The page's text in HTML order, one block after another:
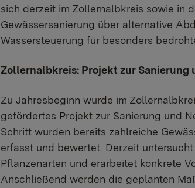
sich derzeit im Zollernalbkreis sowie in
Gewässersanierung über alternative
Wassersteuerung für besonders
Zollernalbkreis: Projekt zur Sanierung
Zu Jahresbeginn wurde im
gefördertes Projekt zur Sanierung und
Schritt wurden bereits zahlreiche
erfasst und bewertet. Derzeit
Pflanzenarten und erarbeitet konkrete
Anschließend werden die geplanten